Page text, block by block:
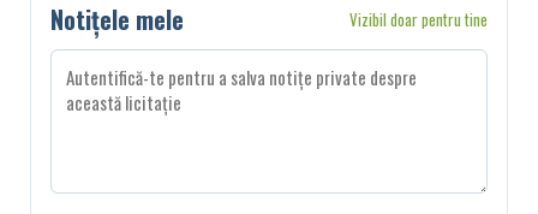
Notițele mele Vizibil doar pentru tine